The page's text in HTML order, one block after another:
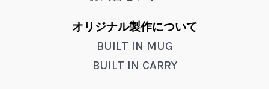
オリジナル製作について
BUILT IN MUG
BUILT IN CARRY